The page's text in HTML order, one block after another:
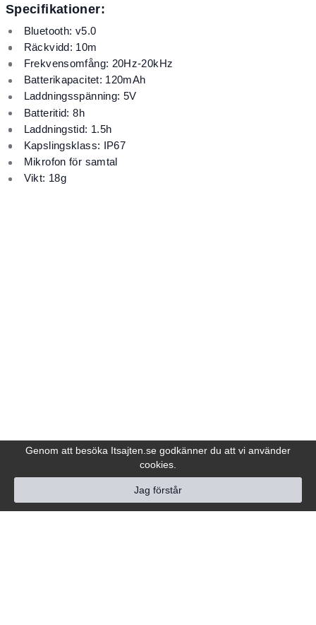
Genom att besöka Itsajten.se godkänner du att vi använder
cookies.
Jag förstår
Specifikationer:
Bluetooth: v5.0
Räckvidd: 10m
Frekvensomfång: 20Hz-20kHz
Batterikapacitet: 120mAh
Laddningsspänning: 5V
Batteritid: 8h
Laddningstid: 1.5h
Kapslingsklass: IP67
Mikrofon för samtal
Vikt: 18g